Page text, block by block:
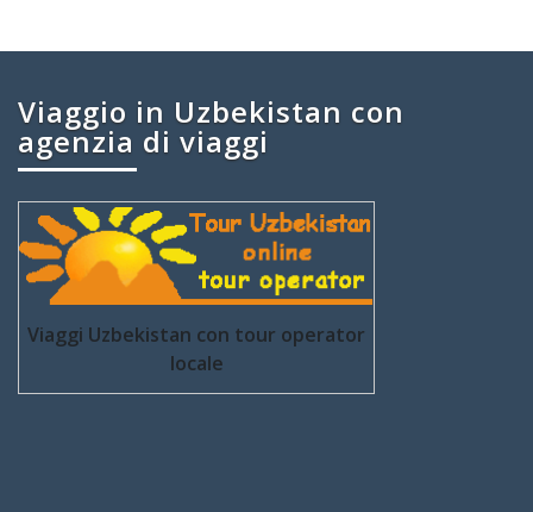
Viaggio in Uzbekistan con
agenzia di viaggi
Viaggi Uzbekistan con tour operator
locale